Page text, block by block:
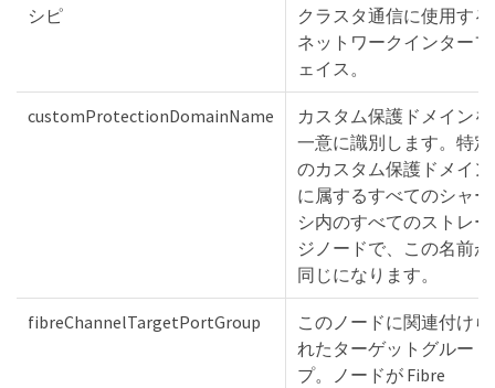
シピ
クラスタ通信に使用する
ネットワークインターフ
ェイス。
customProtectionDomainName
カスタム保護ドメインを
一意に識別します。特定
のカスタム保護ドメイン
に属するすべてのシャー
シ内のすべてのストレー
ジノードで、この名前が
同じになります。
fibreChannelTargetPortGroup
このノードに関連付けら
れたターゲットグルー
プ。ノードが Fibre